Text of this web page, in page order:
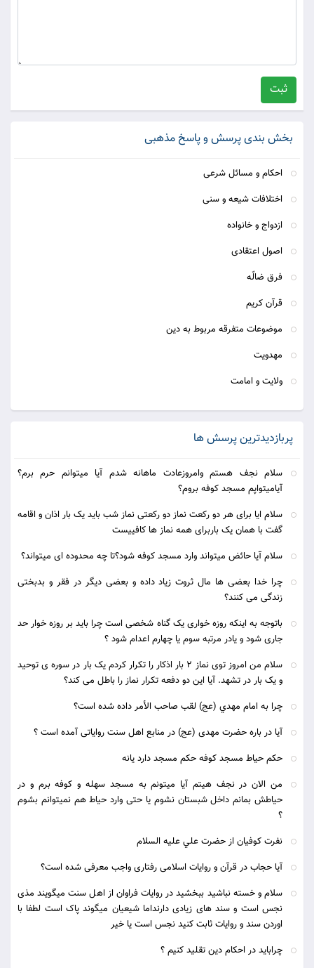
ثبت
بخش بندی پرسش و پاسخ مذهبی
احکام و مسائل شرعی
اختلافات شیعه و سنی
ازدواج و خانواده
اصول اعتقادی
فرق ضالّه
قرآن کریم
موضوعات متفرقه مربوط به دین
مهدویت
ولایت و امامت
پربازدیدترین پرسش ها
سلام نجف هستم وامروزعادت ماهانه شدم آیا میتوانم حرم برم؟
آیامیتواپم مسجد کوفه بروم؟
سلام ایا برای هر دو رکعت نماز دو رکعتی نماز شب باید یک بار اذان و اقامه
گفت با همان یک باربرای همه نماز ها کافییست
سلام آیا حائض میتواند وارد مسجد کوفه شود؟تا چه محدوده ای میتواند؟
چرا خدا بعضی ها مال ثروت زیاد داده و بعضی دیگر در فقر و بدبختی
زندگی می كنند؟
باتوجه به اینکه روزه خواری یک گناه شخصی است چرا باید بر روزه خوار حد
جاری شود و یادر مرتبه سوم یا چهارم اعدام شود ؟
سلام من امروز توی نماز ۲ بار اذکار را تکرار کردم یک بار در سوره ی توحید
و یک بار در تشهد. آیا این دو دفعه تکرار نماز را باطل می کند؟
چرا به امام مهدي (عج) لقب صاحب الأمر داده شده است؟
آیا در باره حضرت مهدی (عج) در منابع اهل سنت روایاتی آمده است ؟
حکم حیاط مسجد کوفه حکم مسجد دارد یانه
من الان در نجف هیتم آیا میتونم به مسجد سهله و کوفه برم و در
حیاطش بمانم داخل شبستان نشوم یا حتی وارد حیاط هم نمیتوانم بشوم
؟
نفرت كوفيان از حضرت علي علیه السلام
آیا حجاب در قرآن و روایات اسلامی رفتاری واجب معرفی شده است؟
سلام و خسته نباشید ببخشید در روایات فراوان از اهل سنت میگویند مذی
نجس است و سند های زیادی دارنداما شیعیان میگوند پاک است لطفا با
اوردن سند و روایات ثابت کنید نجس است یا خیر
چراباید در احکام دین تقلید کنیم ؟